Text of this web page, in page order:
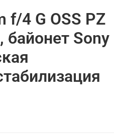
f/4 G OSS PZ
байонет Sony